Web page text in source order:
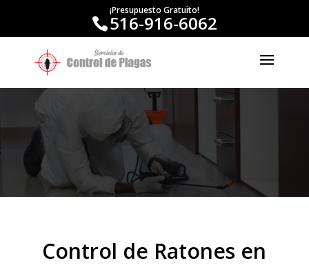
¡Presupuesto Gratuito!
516-916-6062
Control de Ratones en